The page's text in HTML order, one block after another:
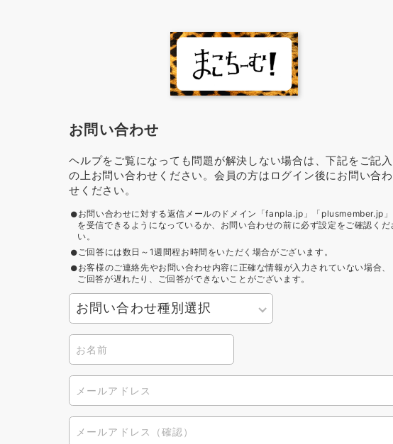
お問い合わせ
ヘルプをご覧になっても問題が解決しない場合は、下記をご記入
の上お問い合わせください。会員の方はログイン後にお問い合わ
せください。
お問い合わせに対する返信メールのドメイン「fanpla.jp」「plusmember.jp」
を受信できるようになっているか、お問い合わせの前に必ず設定をご確認くだ
い。
ご回答には数日～1週間程お時間をいただく場合がございます。
お客様のご連絡先やお問い合わせ内容に正確な情報が入力されていない場合、
ご回答が遅れたり、ご回答ができないことがございます。